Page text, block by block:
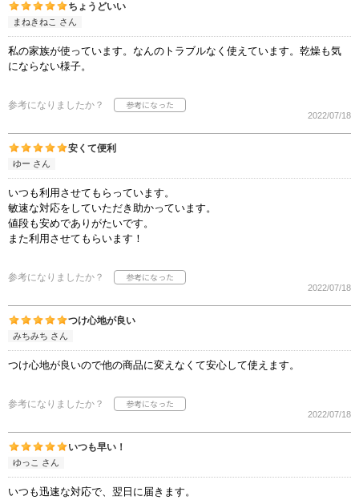
ちょうどいい
まねきねこ さん
私の家族が使っています。なんのトラブルなく使えています。乾燥も気
にならない様子。
参考になりましたか？
2022/07/18
安くて便利
ゆー さん
いつも利用させてもらっています。
敏速な対応をしていただき助かっています。
値段も安めでありがたいです。
また利用させてもらいます！
参考になりましたか？
2022/07/18
つけ心地が良い
みちみち さん
つけ心地が良いので他の商品に変えなくて安心して使えます。
参考になりましたか？
2022/07/18
いつも早い！
ゆっこ さん
いつも迅速な対応で、翌日に届きます。